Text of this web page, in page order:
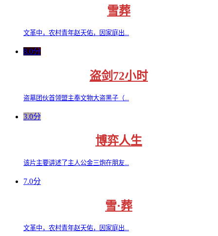
雪葬
文革中，农村青年赵天佑，因家庭出...
8.0分
盗剑72小时
盗墓团伙首领盟主奉文物大盗黑子（...
3.0分
博弈人生
该片主要讲述了主人公金三炮在朋友...
7.0分
雪·葬
文革中，农村青年赵天佑，因家庭出...